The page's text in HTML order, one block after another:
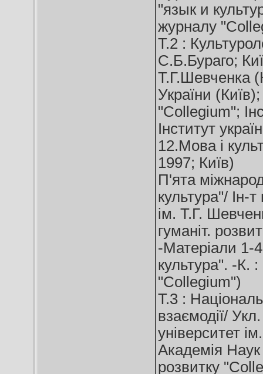
"язык и
журналу
Т.2 :
С.Б.Бураго;
Т.Г.Шевченка
України
"Collegium";
Інститут
12.Мова і
1997; Київ)
П'ята
культура"/ Ін-
ім. Т.Г.
гуманіт.
-Матеріали 1-
культура". -К.
"Collegium")
Т.3 :
взаємодії/
університет
Академія Наук
розвитку